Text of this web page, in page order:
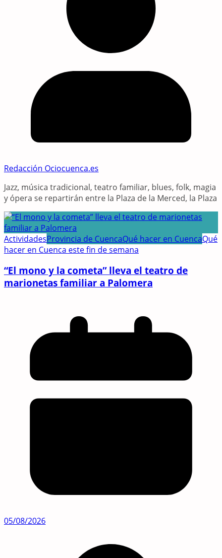
Redacción Ociocuenca.es
Jazz, música tradicional, teatro familiar, blues, folk, magia
y ópera se repartirán entre la Plaza de la Merced, la Plaza
ActividadesProvincia de CuencaQué hacer en CuencaQué
hacer en Cuenca este fin de semana
“El mono y la cometa” lleva el teatro de
marionetas familiar a Palomera
05/08/2026